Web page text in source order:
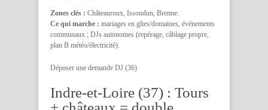
Zones clés : Châteauroux, Issoudun, Brenne.
Ce qui marche : mariages en gîtes/domaines, événements
communaux ; DJs autonomes (repérage, câblage propre,
plan B météo/électricité).
Déposer une demande DJ (36)
Indre-et-Loire (37) : Tours